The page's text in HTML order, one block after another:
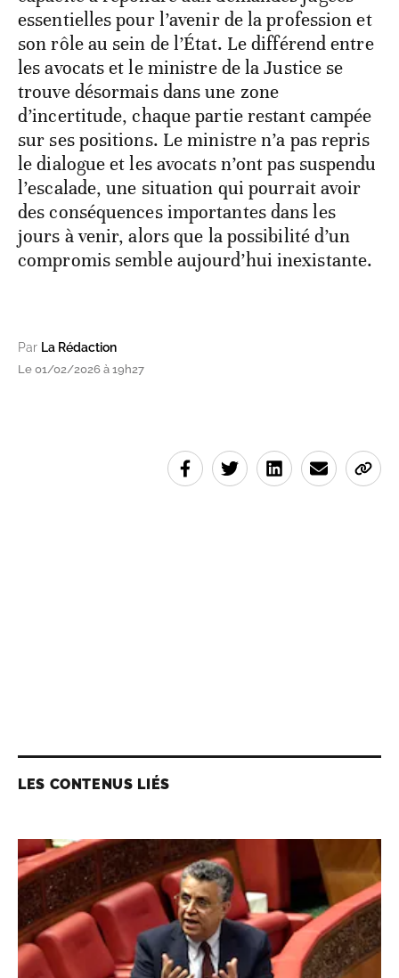
essentielles pour l’avenir de la profession et
son rôle au sein de l’État. Le différend entre
les avocats et le ministre de la Justice se
trouve désormais dans une zone
d’incertitude, chaque partie restant campée
sur ses positions. Le ministre n’a pas repris
le dialogue et les avocats n’ont pas suspendu
l’escalade, une situation qui pourrait avoir
des conséquences importantes dans les
jours à venir, alors que la possibilité d’un
compromis semble aujourd’hui inexistante.
Par La Rédaction
Le 01/02/2026 à 19h27
LES CONTENUS LIÉS